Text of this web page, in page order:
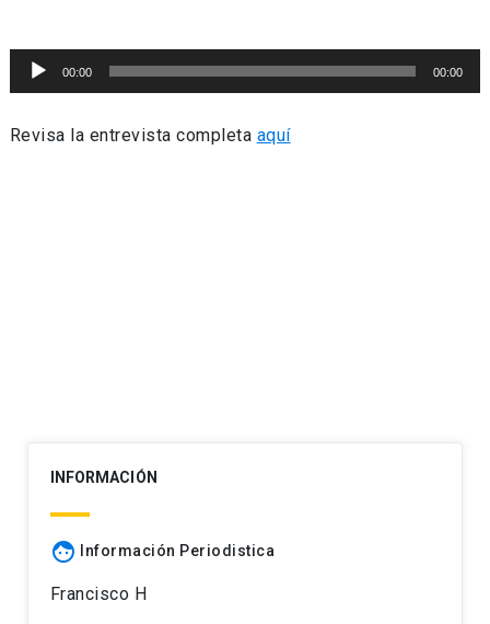
Reproductor
00:00 00:00
Revisa la entrevista completa aquí
INFORMACIÓN
face Información Periodistica
Francisco H